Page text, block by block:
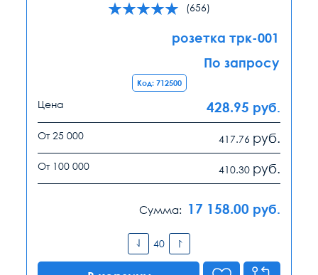
(656)
розетка трк-001
По запросу
Код: 712500
Цена 428.95 руб.
От 25 000 417.76 руб.
От 100 000 410.30 руб.
Сумма: 17 158.00 руб.